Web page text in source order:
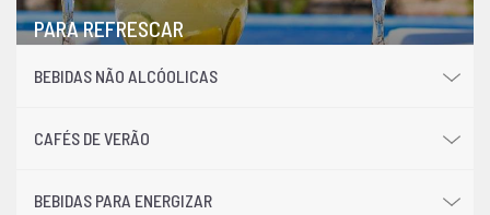
PARA REFRESCAR
BEBIDAS NÃO ALCÓOLICAS
CAFÉS DE VERÃO
BEBIDAS PARA ENERGIZAR